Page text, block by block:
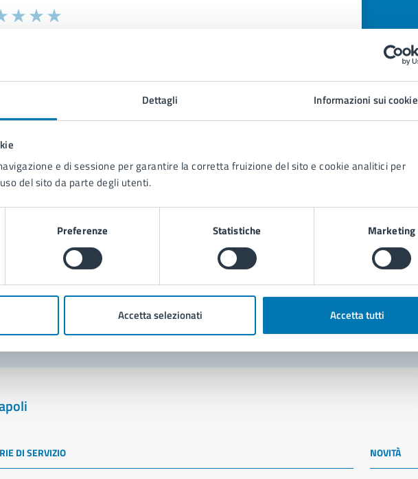
Dettagli Informazioni sui cookie
e di sessione per garantire la corretta fruizione del sito e cookie analitici per
del sito da parte degli utenti.
Preferenze Statistiche Marketing
Accetta selezionati Accetta tutti
chiarezza delle informazioni (da 1 a 5 stelle)
il numero di stelle per valutare la chiarezza delle informazioni
il comune
Leggi le domande frequenti
in città
DI SERVIZIO NOVITÀ